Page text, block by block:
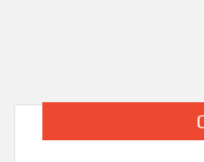
Puigmal